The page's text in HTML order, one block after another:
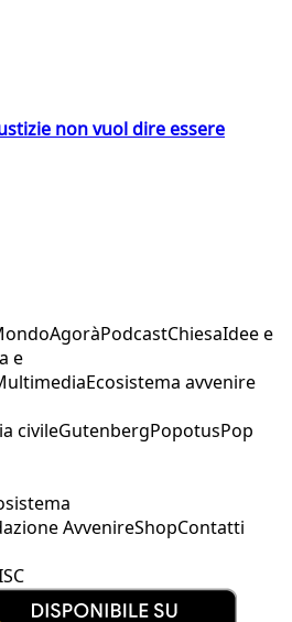
non vuol dire essere
AgoràPodcastChiesaIdee e
e
Ecosistema avvenire
civileGutenbergPopotusPop
AvvenireShopContatti